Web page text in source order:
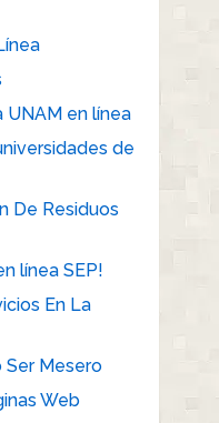
UNAM en línea
de
De Residuos
línea SEP!
En La
Ser Mesero
Web